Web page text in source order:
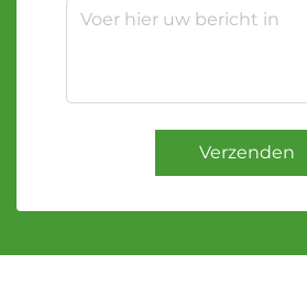
Verzenden